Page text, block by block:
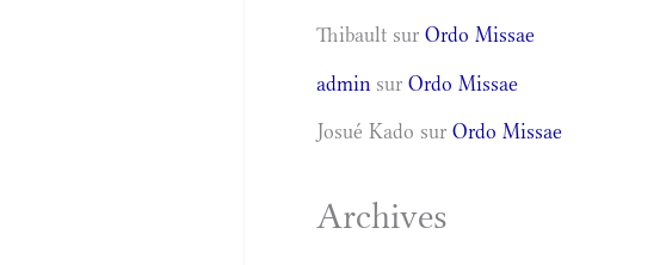
Thibault surOrdo Missae
admin surOrdo Missae
Josué Kado surOrdo Missae
Archives